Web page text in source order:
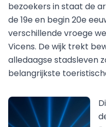
bezoekers in staat de
de 19e en begin 20e
verschillende vroege
Vicens. De wijk trekt
alledaagse stadsleven
belangrijkste